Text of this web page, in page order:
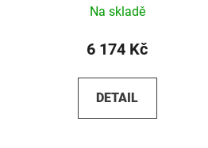
Na skladě
6 174 Kč
DETAIL